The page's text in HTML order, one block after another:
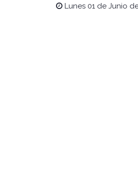
Lunes 01 de Junio